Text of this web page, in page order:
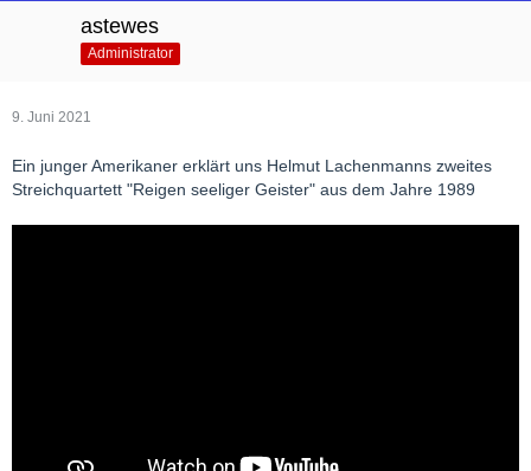
astewes
Administrator
9. Juni 2021
Ein junger Amerikaner erklärt uns Helmut Lachenmanns zweites
Streichquartett "Reigen seeliger Geister" aus dem Jahre 1989